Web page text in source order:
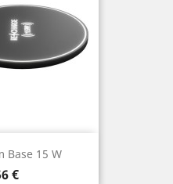
Base 15 W
€